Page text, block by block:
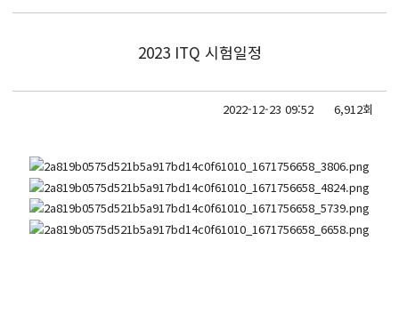
2023 ITQ 시험일정
2022-12-23 09:52 6,912회
시설안내
실업자
BIM 건축설계 및 실내건축설계(캐드(CAD),맥스(MAX),레빗(REVIT))실무자 양성과정